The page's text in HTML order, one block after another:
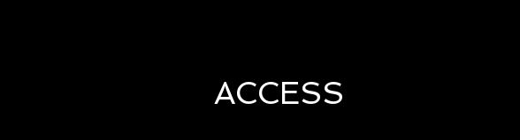
ACCESS